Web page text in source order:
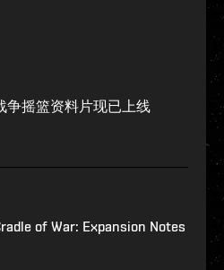
争摇篮资料片现已上线
of War: Expansion Notes